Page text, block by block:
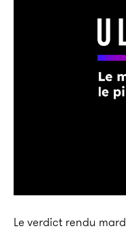
Le verdict rendu